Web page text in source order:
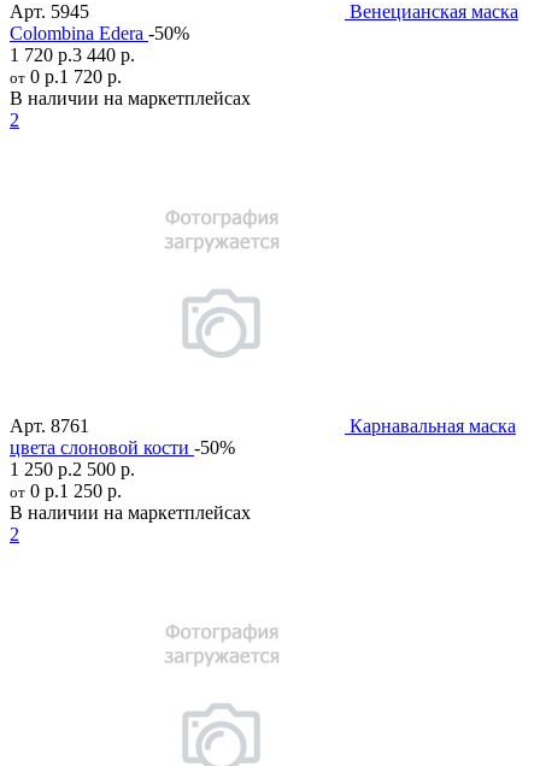
Арт. 5945
Венецианская маска
Colombina Edera -50%
1 720 р.3 440 р.
от 0 р.1 720 р.
В наличии на маркетплейсах
2
Арт. 8761
Карнавальная маска
цвета слоновой кости -50%
1 250 р.2 500 р.
от 0 р.1 250 р.
В наличии на маркетплейсах
2